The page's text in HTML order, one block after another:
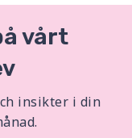
vårt
insikter i din